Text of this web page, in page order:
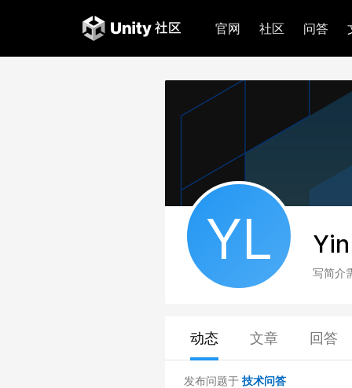
官网 社区 问答
YL
写简介
动态 文章 回答
发布问题于 技术问答